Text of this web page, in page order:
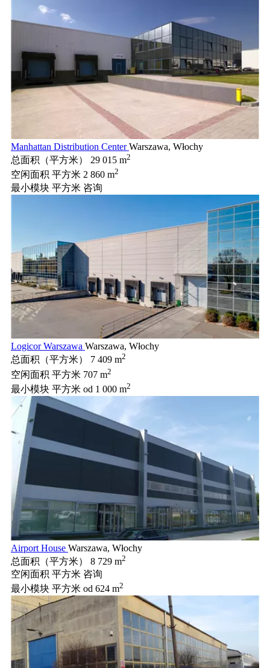
Manhattan Distribution CenterWarszawa, Włochy
总面积（平方米）
29 015 m2
空闲面积 平方米 2 860 m2
最小模块 平方米 咨询
Logicor Warszawa Warszawa, Włochy
总面积（平方米）
7 409 m2
空闲面积 平方米 707 m2
最小模块 平方米 od 1 000 m2
Airport House Warszawa, Włochy
总面积（平方米）
8 729 m2
空闲面积 平方米 咨询
最小模块 平方米 od 624 m2